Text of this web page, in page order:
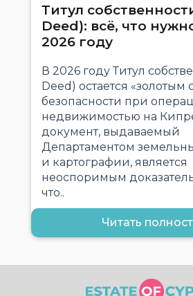
Титул
Deed): всё, что
2026 году
В 2026 году Титул
Deed) остается «золотым
безопасности при
недвижимостью на
документ, выдаваемый
Департаментом
и картографии, является
неоспоримым
что..
Читать